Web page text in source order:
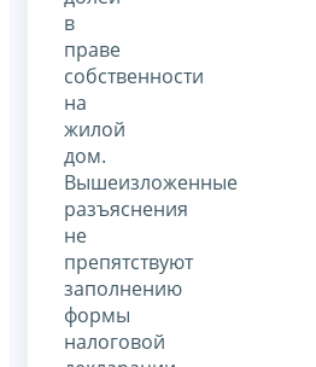
в
праве
собственности
на
жилой
дом.
Вышеизложенные
разъяснения
не
препятствуют
заполнению
формы
налоговой